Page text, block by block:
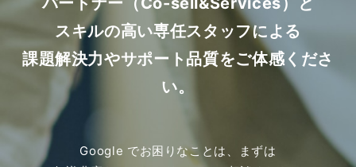
スキルの高い専任スタッフによる
課題解決力やサポート品質をご体感くださ
い。
Google でお困りなことは、まずは